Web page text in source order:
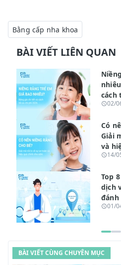
Bằng cấp nha khoa
BÀI VIẾT LIÊN QUAN
cách
02/
Có
Giải
và
14/
Top
dịch
đánh
01/
BÀI VIẾT CÙNG CHUYÊN MỤC